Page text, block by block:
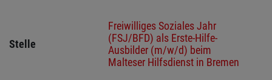
Stelle
Freiwilliges Soziales Jahr
(FSJ/BFD) als Erste-Hilfe-
Ausbilder (m/w/d) beim
Malteser Hilfsdienst in Bremen